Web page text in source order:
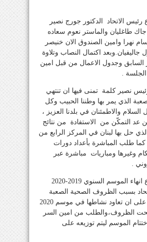
رئيس الاتحاد الدكتور جورج نصير
جاك طاغليان والماستر نعوم سعاده
نهرا وامين الصندوق الان خنيصر
جاليفيان.وبعد اكتمال النصاب وتلاوة
السابق وجدول الاعمال من قبل امين
.
نصير كلمة تمنى فيها ان تنتهي
الذي يمر بها وطننا الحبيب وكل
السلام والاطمئنان في بلدنا العزيز ،
عد التمكّن من الاستفادة من نتائج
حل بها لبنان في المركز الرابع من
دول، كما طلب المباشرة بأعداد دورات
وغيرها ومباريات مباشرة عبر
.
وتقرر بالاجماع انهاء الموسم السنوي 2019-2020
بسبب الظروف الصحية الصعبة
التي نمر بها ، على ان تعاود نشاطها في موسم 2020
سمحت الظروف،والطلب من امين السر
الموسم ليتم توزيعه على